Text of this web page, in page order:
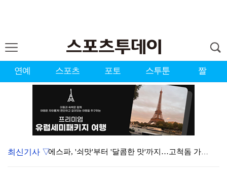
연예 스포츠 포토 스투툰 짤
에스파, '쇠맛'부터 '달콤한 맛'까지…고척돔 가득 채…
최신기사 ▽